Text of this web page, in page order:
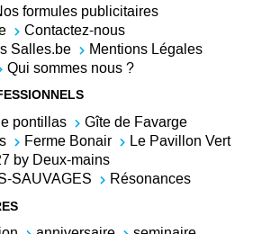
formules publicitaires
Contactez-nous
Salles.be
Mentions Légales
Qui sommes nous ?
pontillas
Gîte de Favarge
Ferme Bonair
Le Pavillon Vert
by Deux-mains
SAUVAGES
Résonances